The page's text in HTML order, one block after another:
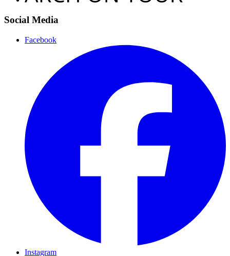
Social Media
Facebook
Instagram